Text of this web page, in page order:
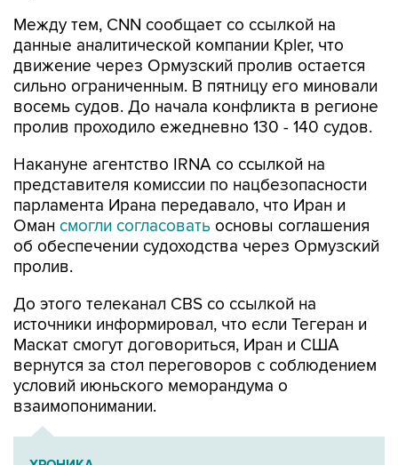
Между тем, CNN сообщает со ссылкой на
данные аналитической компании Kpler, что
движение через Ормузский пролив остается
сильно ограниченным. В пятницу его миновали
восемь судов. До начала конфликта в регионе
пролив проходило ежедневно 130 - 140 судов.
Накануне агентство IRNA со ссылкой на
представителя комиссии по нацбезопасности
парламента Ирана передавало, что Иран и
Оман смогли согласовать основы соглашения
об обеспечении судоходства через Ормузский
пролив.
До этого телеканал CBS со ссылкой на
источники информировал, что если Тегеран и
Маскат смогут договориться, Иран и США
вернутся за стол переговоров с соблюдением
условий июньского меморандума о
взаимопонимании.